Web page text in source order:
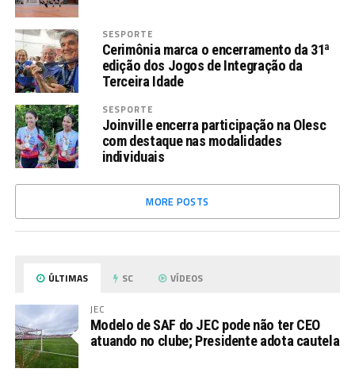
SESPORTE
Cerimônia marca o encerramento da 31ª
edição dos Jogos de Integração da
Terceira Idade
SESPORTE
Joinville encerra participação na Olesc
com destaque nas modalidades
individuais
MORE POSTS
ÚLTIMAS SC VÍDEOS
JEC
Modelo de SAF do JEC pode não ter CEO
atuando no clube; Presidente adota cautela